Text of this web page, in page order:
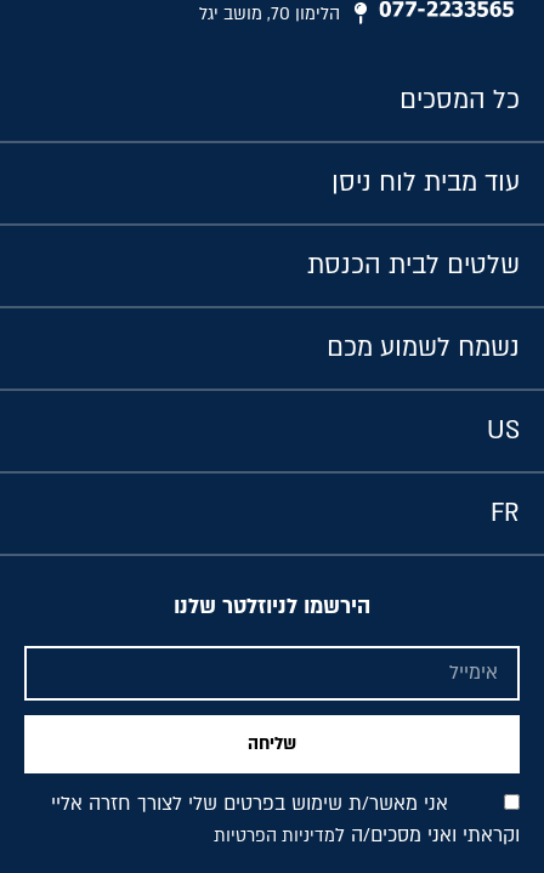
הלימון 70, מושב יגל
כל המסכים
עוד מבית לוח ניסן
שלטים לבית הכנסת
נשמח לשמוע מכם
US
FR
הירשמו לניוזלטר שלנו
אני מאשר/ת שימוש בפרטים שלי לצורך חזרה אליי
וקראתי ואני מסכים/ה למדיניות הפרטיות
שליחה